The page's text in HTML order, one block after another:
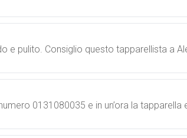
e pulito. Consiglio questo tapparellista a
0131080035 e in un’ora la